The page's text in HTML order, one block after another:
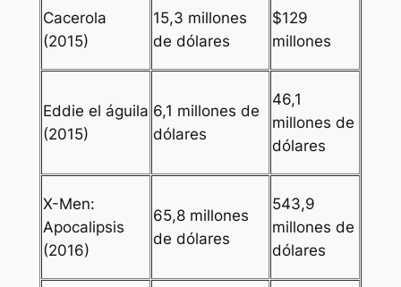
Cacerola
(2015)
15,3 millones
de dólares
$129
millones
Eddie el águila
(2015)
6,1 millones de
dólares
46,1
millones de
dólares
X-Men:
Apocalipsis
(2016)
65,8 millones
de dólares
543,9
millones de
dólares